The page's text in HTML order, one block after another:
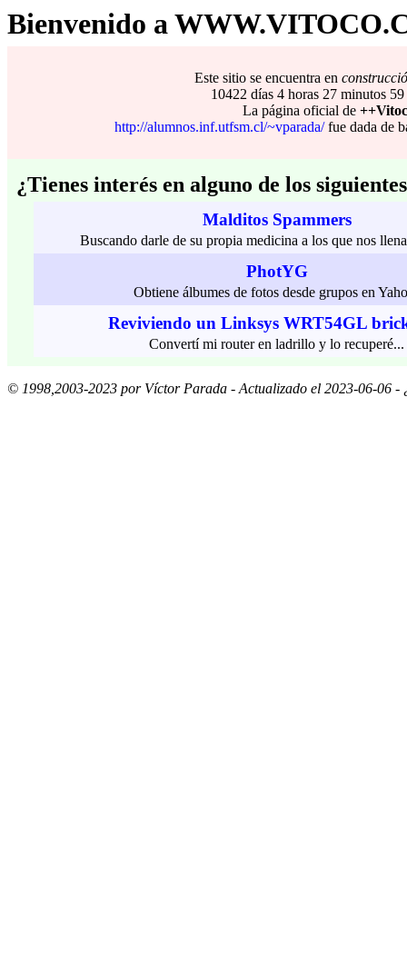
Bienvenido a
Este sitio se encuentra en construc
10422 días 4 horas 27 minutos 59
La página oficial de
http://alumnos.inf.utfsm.cl/~vparada/fue dada de
¿Tienes interés en alguno de los
Malditos Spammers
Buscando darle de su propia medicina a los que nos
PhotYG
Obtiene álbumes de fotos desde grupos en
Reviviendo un Linksys WRT54GL
Convertí mi router en ladrillo y lo recuperé...
© 1998,2003-2023 por Víctor Parada - Actualizado el 2023-06-06 -